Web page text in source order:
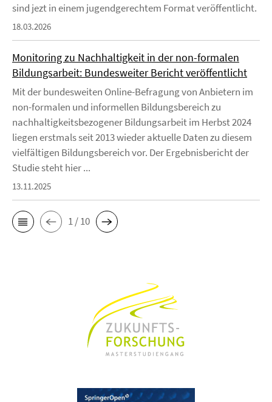
sind jezt in einem jugendgerechtem Format veröffentlicht.
18.03.2026
Monitoring zu Nachhaltigkeit in der non-formalen
Bildungsarbeit: Bundesweiter Bericht veröffentlicht
Mit der bundesweiten Online-Befragung von Anbietern im
non-formalen und informellen Bildungsbereich zu
nachhaltigkeitsbezogener Bildungsarbeit im Herbst 2024
liegen erstmals seit 2013 wieder aktuelle Daten zu diesem
vielfältigen Bildungsbereich vor. Der Ergebnisbericht der
Studie steht hier ...
13.11.2025
1 / 10